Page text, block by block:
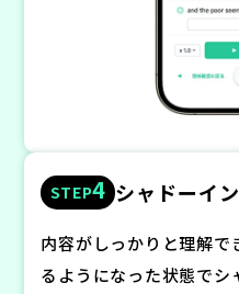
STEP4 シャドーイ
内容がしっかりと理解で
るようになった状態でシ